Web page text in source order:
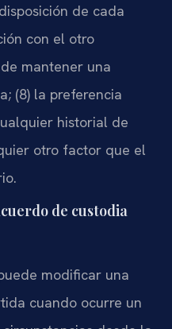
de cada
con el otro
mantener una
(8) la preferencia
historial de
otro factor que el
de custodia
modificar una
cuando ocurre un